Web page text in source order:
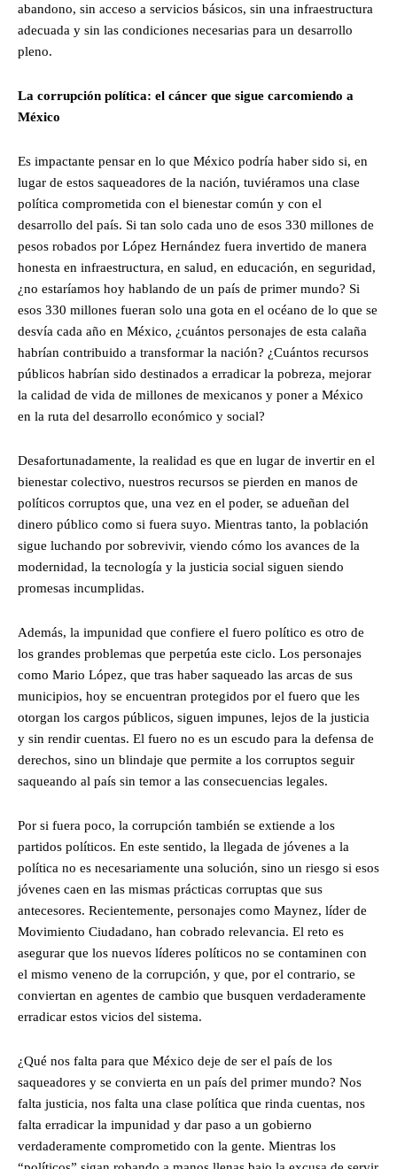
abandono, sin acceso a servicios básicos, sin una infraestructura
adecuada y sin las condiciones necesarias para un desarrollo
pleno.
La corrupción política: el cáncer que sigue carcomiendo a
México
Es impactante pensar en lo que México podría haber sido si, en
lugar de estos saqueadores de la nación, tuviéramos una clase
política comprometida con el bienestar común y con el
desarrollo del país. Si tan solo cada uno de esos 330 millones de
pesos robados por López Hernández fuera invertido de manera
honesta en infraestructura, en salud, en educación, en seguridad,
¿no estaríamos hoy hablando de un país de primer mundo? Si
esos 330 millones fueran solo una gota en el océano de lo que se
desvía cada año en México, ¿cuántos personajes de esta calaña
habrían contribuido a transformar la nación? ¿Cuántos recursos
públicos habrían sido destinados a erradicar la pobreza, mejorar
la calidad de vida de millones de mexicanos y poner a México
en la ruta del desarrollo económico y social?
Desafortunadamente, la realidad es que en lugar de invertir en el
bienestar colectivo, nuestros recursos se pierden en manos de
políticos corruptos que, una vez en el poder, se adueñan del
dinero público como si fuera suyo. Mientras tanto, la población
sigue luchando por sobrevivir, viendo cómo los avances de la
modernidad, la tecnología y la justicia social siguen siendo
promesas incumplidas.
Además, la impunidad que confiere el fuero político es otro de
los grandes problemas que perpetúa este ciclo. Los personajes
como Mario López, que tras haber saqueado las arcas de sus
municipios, hoy se encuentran protegidos por el fuero que les
otorgan los cargos públicos, siguen impunes, lejos de la justicia
y sin rendir cuentas. El fuero no es un escudo para la defensa de
derechos, sino un blindaje que permite a los corruptos seguir
saqueando al país sin temor a las consecuencias legales.
Por si fuera poco, la corrupción también se extiende a los
partidos políticos. En este sentido, la llegada de jóvenes a la
política no es necesariamente una solución, sino un riesgo si esos
jóvenes caen en las mismas prácticas corruptas que sus
antecesores. Recientemente, personajes como Maynez, líder de
Movimiento Ciudadano, han cobrado relevancia. El reto es
asegurar que los nuevos líderes políticos no se contaminen con
el mismo veneno de la corrupción, y que, por el contrario, se
conviertan en agentes de cambio que busquen verdaderamente
erradicar estos vicios del sistema.
¿Qué nos falta para que México deje de ser el país de los
saqueadores y se convierta en un país del primer mundo? Nos
falta justicia, nos falta una clase política que rinda cuentas, nos
falta erradicar la impunidad y dar paso a un gobierno
verdaderamente comprometido con la gente. Mientras los